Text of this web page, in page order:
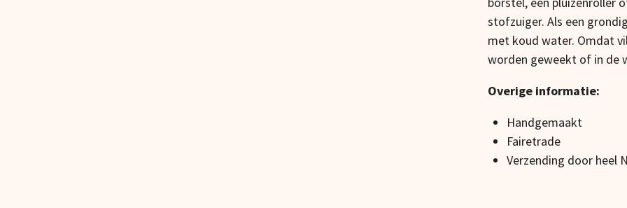
stofzuiger. Als een
met koud water. Omdat
worden geweekt of in de
Overige informatie:
Handgemaakt
Fairetrade
Verzending door heel